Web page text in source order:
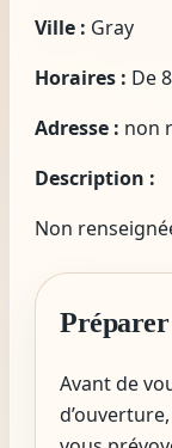
Ville : Gray
Horaires : De
Adresse : non
Description :
Non
Avant de